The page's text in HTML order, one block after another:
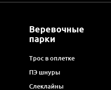
Веревочные
парки
Трос в оплетке
ПЭ шнуры
Слеклайны